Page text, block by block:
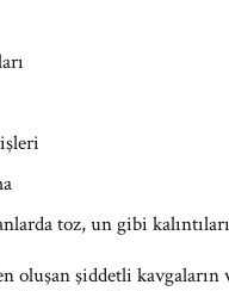
toz, un gibi
oluşan şiddetli